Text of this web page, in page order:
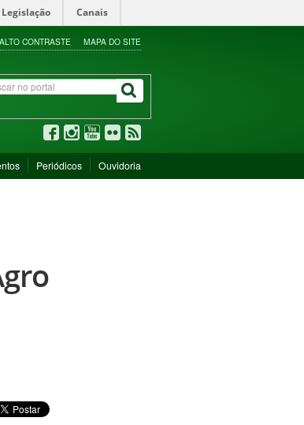
Legislação Canais
ALTO CONTRASTE MAPA DO SITE
Periódicos Ouvidoria